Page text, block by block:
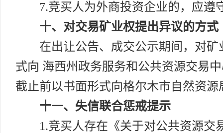
7.竞买人为外商投资企业的，应遵
十、对交易矿业权提出异议的方式
在出让公告、成交公示期间，对
式向 海西州政务服务和公共资源交易
截止前以书面形式向格尔木市自然资源
十一、失信联合惩戒提示
1.竞买人存在《关于对公共资源